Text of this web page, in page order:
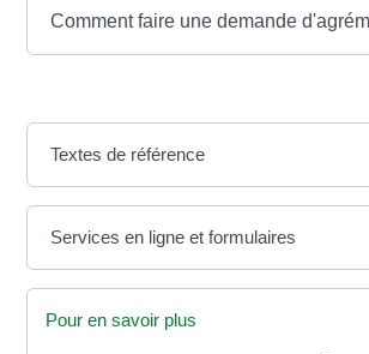
Comment faire une demande
Textes de référence
Services en ligne et formulaires
Pour en savoir plus